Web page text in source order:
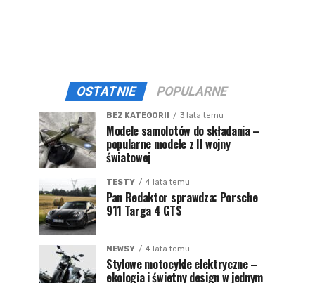
OSTATNIE POPULARNE
BEZ KATEGORII 3 lata temu
Modele samolotów do składania –
popularne modele z II wojny
światowej
TESTY 4 lata temu
Pan Redaktor sprawdza: Porsche
911 Targa 4 GTS
NEWSY 4 lata temu
Stylowe motocykle elektryczne –
ekologia i świetny design w jednym